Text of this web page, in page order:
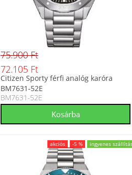
75.900 Ft
72.105 Ft
Citizen Sporty férfi analóg karóra
BM7631-52E
BM7631-52E
akciós -5 % ingyenes